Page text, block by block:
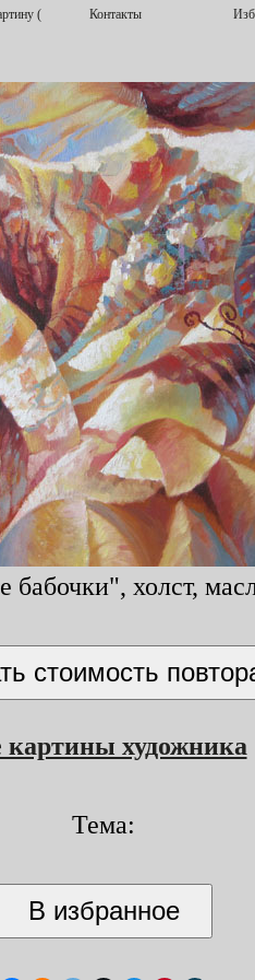
холст,
картины художника
Тема: